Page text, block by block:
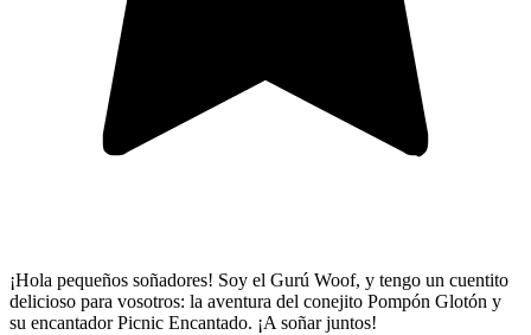
¡Hola pequeños soñadores! Soy el Gurú Woof, y tengo un cuentito
delicioso para vosotros: la aventura del conejito Pompón Glotón y
su encantador Picnic Encantado. ¡A soñar juntos!